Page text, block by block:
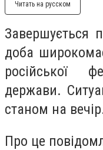
Читать на русском
Завершується
доба
російської
держави.
станом на
Про це